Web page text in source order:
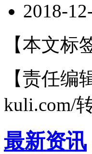
2018-
【本文
【责任
kuli.com/
最新资讯